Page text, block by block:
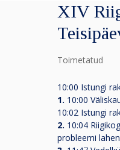
XIV
Toimetatud
10:00 Istungi
1. 10:00
10:02 Istungi
2. 10:04
probleemi